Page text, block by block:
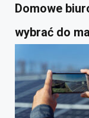
Domowe
wybrać do